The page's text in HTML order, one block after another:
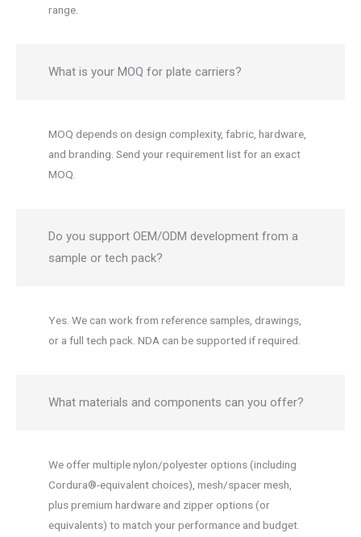
range.
What is your MOQ for plate carriers?
MOQ depends on design complexity, fabric, hardware,
and branding. Send your requirement list for an exact
MOQ.
Do you support OEM/ODM development from a
sample or tech pack?
Yes. We can work from reference samples, drawings,
or a full tech pack. NDA can be supported if required.
What materials and components can you offer?
We offer multiple nylon/polyester options (including
Cordura®-equivalent choices), mesh/spacer mesh,
plus premium hardware and zipper options (or
equivalents) to match your performance and budget.